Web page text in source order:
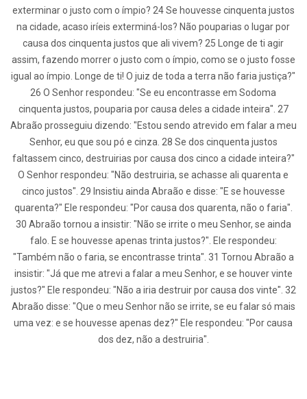
exterminar o justo com o ímpio? 24 Se houvesse cinquenta justos
na cidade, acaso iríeis exterminá-los? Não pouparias o lugar por
causa dos cinquenta justos que ali vivem? 25 Longe de ti agir
assim, fazendo morrer o justo com o ímpio, como se o justo fosse
igual ao ímpio. Longe de ti! O juiz de toda a terra não faria justiça?"
26 O Senhor respondeu: "Se eu encontrasse em Sodoma
cinquenta justos, pouparia por causa deles a cidade inteira". 27
Abraão prosseguiu dizendo: "Estou sendo atrevido em falar a meu
Senhor, eu que sou pó e cinza. 28 Se dos cinquenta justos
faltassem cinco, destruirias por causa dos cinco a cidade inteira?"
O Senhor respondeu: "Não destruiria, se achasse ali quarenta e
cinco justos". 29 Insistiu ainda Abraão e disse: "E se houvesse
quarenta?" Ele respondeu: "Por causa dos quarenta, não o faria".
30 Abraão tornou a insistir: "Não se irrite o meu Senhor, se ainda
falo. E se houvesse apenas trinta justos?". Ele respondeu:
"Também não o faria, se encontrasse trinta". 31 Tornou Abraão a
insistir: "Já que me atrevi a falar a meu Senhor, e se houver vinte
justos?" Ele respondeu: "Não a iria destruir por causa dos vinte". 32
Abraão disse: "Que o meu Senhor não se irrite, se eu falar só mais
uma vez: e se houvesse apenas dez?" Ele respondeu: "Por causa
dos dez, não a destruiria".